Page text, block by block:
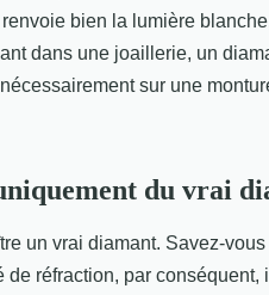
bien la lumière
dans une joaillerie, un
sur une
du vrai
un vrai diamant. Savez-
réfraction, par conséquent,